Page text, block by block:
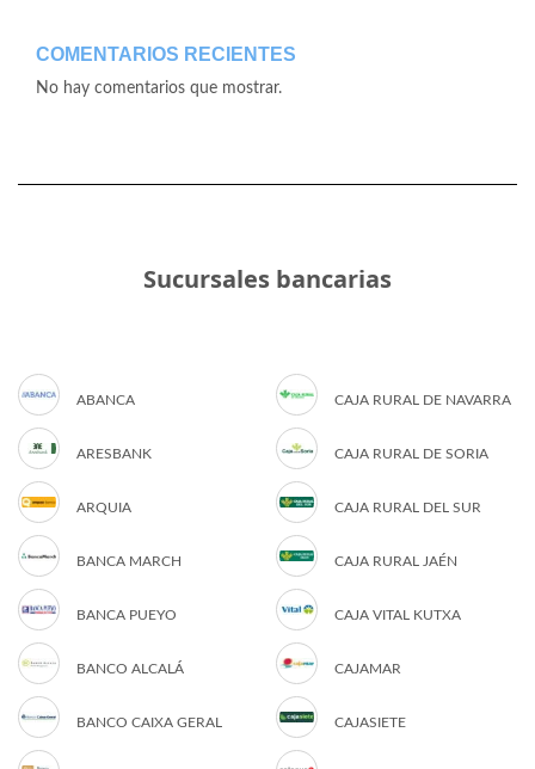
COMENTARIOS RECIENTES
No hay comentarios que mostrar.
Sucursales bancarias
ABANCA
ARESBANK
ARQUIA
BANCA MARCH
BANCA PUEYO
BANCO ALCALÁ
BANCO CAIXA GERAL
CAJA RURAL DE NAVARRA
CAJA RURAL DE SORIA
CAJA RURAL DEL SUR
CAJA RURAL JAÉN
CAJA VITAL KUTXA
CAJAMAR
CAJASIETE